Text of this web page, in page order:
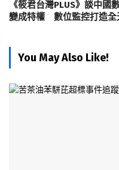
《筱君台灣PLUS》談中
變成特權 數位監控打造全
You May Also Like!